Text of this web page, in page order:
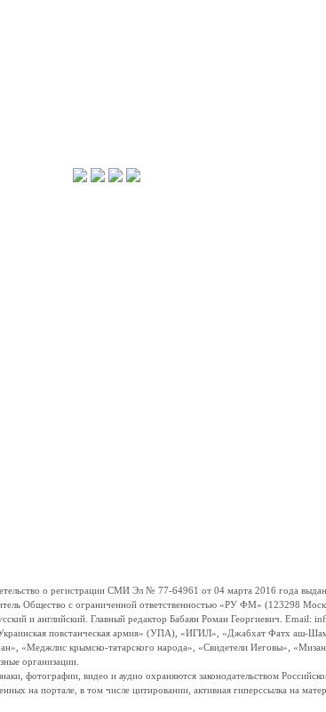
о регистрации СМИ Эл № 77-64961 от 04 марта 2016 года
Общество с ограниченной ответственностью «РУ ФМ» (123298
и английский. Главный редактор Бабаян Роман Георгиевич.
повстанческая армия» (УПА), «ИГИЛ», «Джабхат Фатх аш-
крымско-татарского народа», «Свидетели Иеговы»,
организации.
фотографии, видео и аудио охраняются законодательством
на портале, в том числе цитировании, активная гиперссылка на